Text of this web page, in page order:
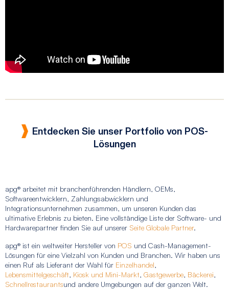
Entdecken Sie unser Portfolio von POS-
Lösungen
apg® arbeitet mit branchenführenden Händlern, OEMs,
Softwareentwicklern, Zahlungsabwicklern und
Integrationsunternehmen zusammen, um unseren Kunden das
ultimative Erlebnis zu bieten. Eine vollständige Liste der Software- und
Hardwarepartner finden Sie auf unserer Seite Globale Partner.
apg® ist ein weltweiter Hersteller von POS und Cash-Management-
Lösungen für eine Vielzahl von Kunden und Branchen. Wir haben uns
einen Ruf als Lieferant der Wahl für Einzelhandel,
Lebensmittelgeschäft, Kiosk und Mini-Markt, Gastgewerbe, Bäckerei,
Schnellrestaurantsund andere Umgebungen auf der ganzen Welt.